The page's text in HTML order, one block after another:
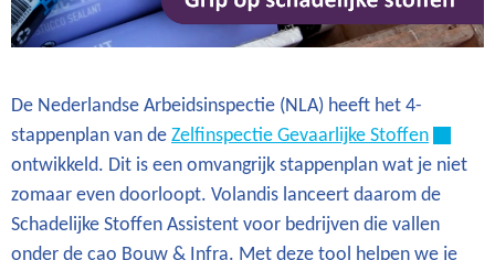
De Nederlandse Arbeidsinspectie (NLA) heeft het 4-
stappenplan van de Zelfinspectie Gevaarlijke Stoffen
ontwikkeld. Dit is een omvangrijk stappenplan wat je niet
zomaar even doorloopt. Volandis lanceert daarom de
Schadelijke Stoffen Assistent voor bedrijven die vallen
onder de cao Bouw & Infra. Met deze tool helpen we je